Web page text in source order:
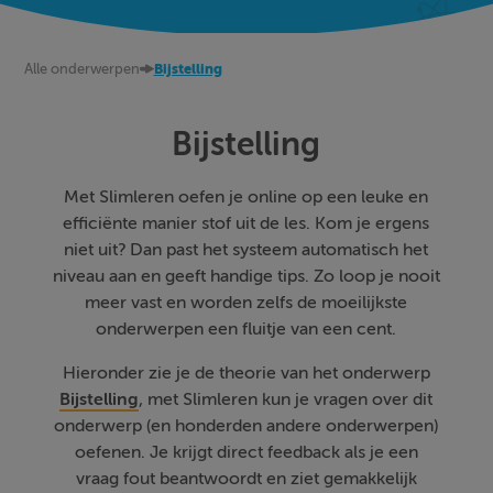
Alle onderwerpen Bijstelling
Bijstelling
Met Slimleren oefen je online op een leuke en
efficiënte manier stof uit de les. Kom je ergens
niet uit? Dan past het systeem automatisch het
niveau aan en geeft handige tips. Zo loop je nooit
meer vast en worden zelfs de moeilijkste
onderwerpen een fluitje van een cent.
Hieronder zie je de theorie van het onderwerp
Bijstelling, met Slimleren kun je vragen over dit
onderwerp (en honderden andere onderwerpen)
oefenen. Je krijgt direct feedback als je een
vraag fout beantwoordt en ziet gemakkelijk